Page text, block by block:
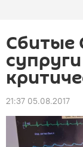
Сбитые
21:37 05.08.2017